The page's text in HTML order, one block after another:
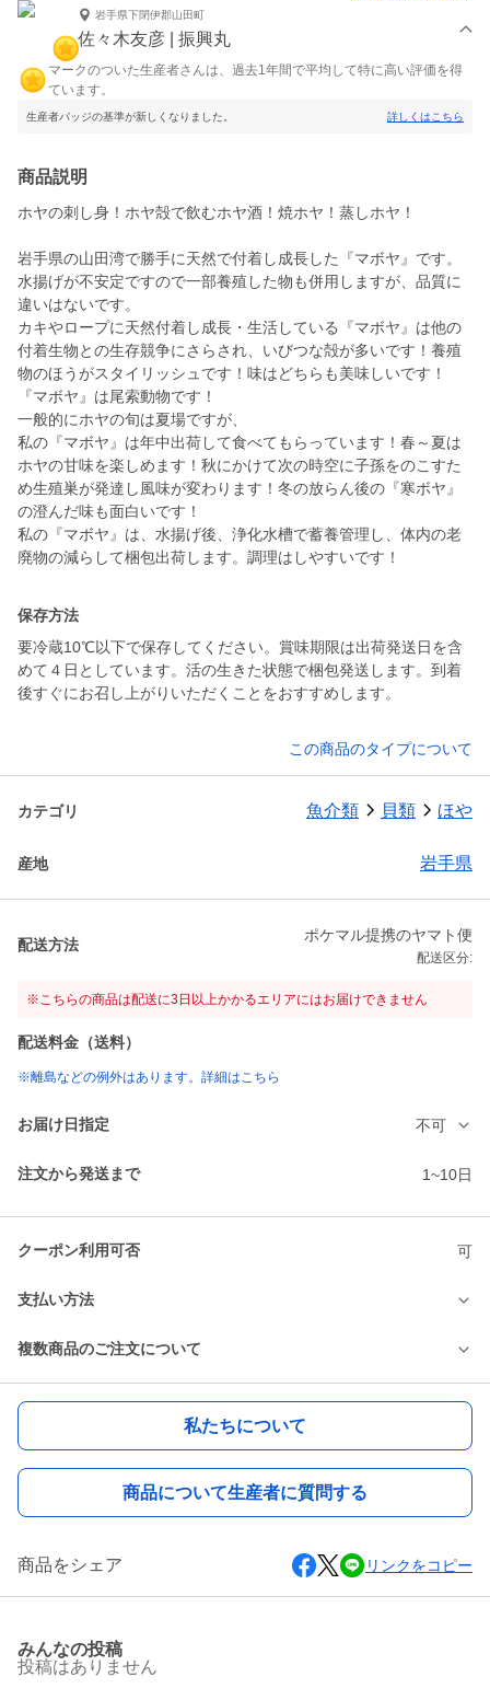
岩手県下閉伊郡山田町
佐々木友彦 | 振興丸
マークのついた生産者さんは、過去1年間で平均して特に高い評価を得
ています。
生産者バッジの基準が新しくなりました。 詳しくはこちら
商品説明
ホヤの刺し身！ホヤ殻で飲むホヤ酒！焼ホヤ！蒸しホヤ！
岩手県の山田湾で勝手に天然で付着し成長した『マボヤ』です。
水揚げが不安定ですので一部養殖した物も併用しますが、品質に
違いはないです。
カキやロープに天然付着し成長・生活している『マボヤ』は他の
付着生物との生存競争にさらされ、いびつな殻が多いです！養殖
物のほうがスタイリッシュです！味はどちらも美味しいです！
『マボヤ』は尾索動物です！
一般的にホヤの旬は夏場ですが、
私の『マボヤ』は年中出荷して食べてもらっています！春～夏は
ホヤの甘味を楽しめます！秋にかけて次の時空に子孫をのこすた
め生殖巣が発達し風味が変わります！冬の放らん後の『寒ボヤ』
の澄んだ味も面白いです！
私の『マボヤ』は、水揚げ後、浄化水槽で蓄養管理し、体内の老
廃物の減らして梱包出荷します。調理はしやすいです！
保存方法
要冷蔵10℃以下で保存してください。賞味期限は出荷発送日を含
めて４日としています。活の生きた状態で梱包発送します。到着
後すぐにお召し上がりいただくことをおすすめします。
この商品のタイプについて
カテゴリ 魚介類 貝類 ほや
産地 岩手県
配送方法
ポケマル提携のヤマト便
配送区分:
※こちらの商品は配送に3日以上かかるエリアにはお届けできません
配送料金（送料）
※離島などの例外はあります。詳細はこちら
お届け日指定 不可
注文から発送まで 1~10日
クーポン利用可否 可
支払い方法
複数商品のご注文について
私たちについて
商品について生産者に質問する
商品をシェア リンクをコピー
みんなの投稿
投稿はありません